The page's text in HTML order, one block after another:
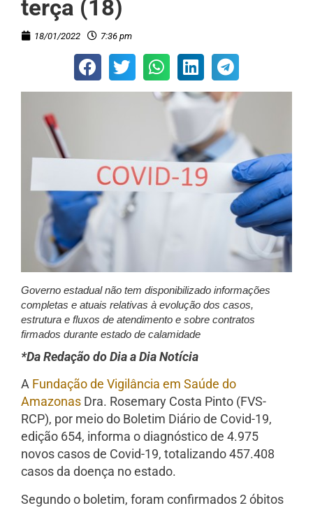
terça (18)
18/01/2022 7:36 pm
Governo estadual não tem disponibilizado informações
completas e atuais relativas à evolução dos casos,
estrutura e fluxos de atendimento e sobre contratos
firmados durante estado de calamidade
*Da Redação do Dia a Dia Notícia
A Fundação de Vigilância em Saúde do
Amazonas Dra. Rosemary Costa Pinto (FVS-
RCP), por meio do Boletim Diário de Covid-19,
edição 654, informa o diagnóstico de 4.975
novos casos de Covid-19, totalizando 457.408
casos da doença no estado.
Segundo o boletim, foram confirmados 2 óbitos